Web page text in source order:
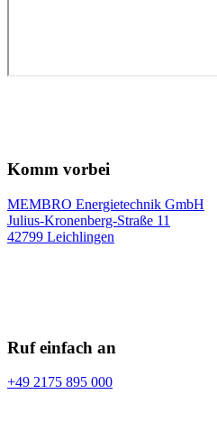
Komm vorbei
MEMBRO Energietechnik GmbH
Julius-Kronenberg-Straße 11
42799 Leichlingen
Ruf einfach an
+49 2175 895 000